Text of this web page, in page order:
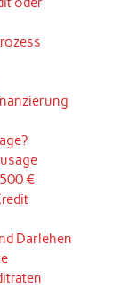
€
Darlehen